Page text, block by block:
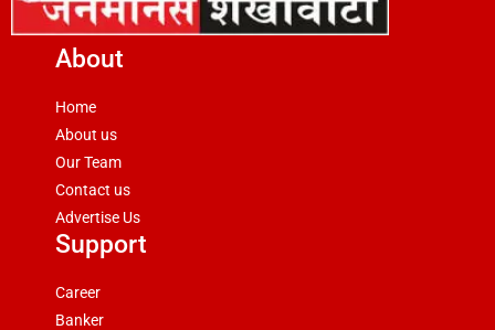
About
Home
About us
Our Team
Contact us
Advertise Us
Support
Career
Banker